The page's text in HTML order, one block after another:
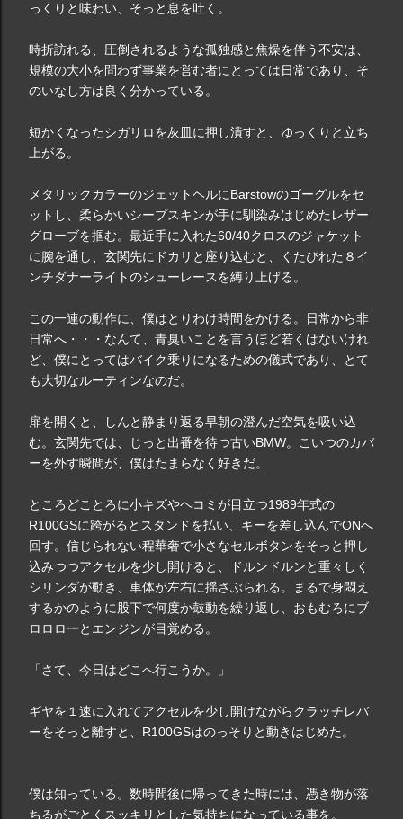
っくりと味わい、そっと息を吐く。
時折訪れる、圧倒されるような孤独感と焦燥を伴う不安は、
規模の大小を問わず事業を営む者にとっては日常であり、そ
のいなし方は良く分かっている。
短かくなったシガリロを灰皿に押し潰すと、ゆっくりと立ち
上がる。
メタリックカラーのジェットヘルにBarstowのゴーグルをセ
ットし、柔らかいシープスキンが手に馴染みはじめたレザー
グローブを掴む。最近手に入れた60/40クロスのジャケット
に腕を通し、玄関先にドカリと座り込むと、くたびれた８イ
ンチダナーライトのシューレースを縛り上げる。
この一連の動作に、僕はとりわけ時間をかける。日常から非
日常へ・・・なんて、青臭いことを言うほど若くはないけれ
ど、僕にとってはバイク乗りになるための儀式であり、とて
も大切なルーティンなのだ。
扉を開くと、しんと静まり返る早朝の澄んだ空気を吸い込
む。玄関先では、じっと出番を待つ古いBMW。こいつのカバ
ーを外す瞬間が、僕はたまらなく好きだ。
ところどことろに小キズやヘコミが目立つ1989年式の
R100GSに跨がるとスタンドを払い、キーを差し込んでONへ
回す。信じられない程華奢で小さなセルボタンをそっと押し
込みつつアクセルを少し開けると、ドルンドルンと重々しく
シリンダが動き、車体が左右に揺さぶられる。まるで身悶え
するかのように股下で何度か鼓動を繰り返し、おもむろにブ
ロロローとエンジンが目覚める。
「さて、今日はどこへ行こうか。」
ギヤを１速に入れてアクセルを少し開けながらクラッチレバ
ーをそっと離すと、R100GSはのっそりと動きはじめた。
僕は知っている。数時間後に帰ってきた時には、憑き物が落
ちるがごとくスッキリとした気持ちになっている事を。